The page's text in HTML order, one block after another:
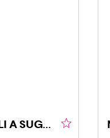
LOCALI COMMERCIALI A SUGNENS